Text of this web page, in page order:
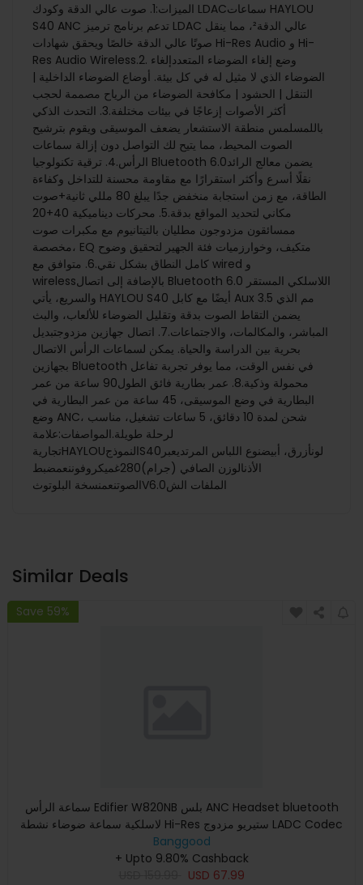
الميزات:1. صوت عالي الدقة وكودك LDACسماعات HAYLOU
S40 ANC تدعم برنامج ترميز LDAC عالي الدقة²، مما ينقل
صوتًا عالي الدقة خالصًا ويحقق شهادات Hi-Res Audio و Hi-
Res Audio Wireless.2. وضع إلغاء الضوضاء المتعددإلغاء
الضوضاء الذي لا مثيل له في كل بيئة. أوضاع الضوضاء الداخلية |
التنقل | الحشود | مكافحة الضوضاء من الرياح مصممة لحجب
أكثر الأصوات إزعاجًا في بيئات مختلفة.3. التحدث الذكي
باللمسلمس منطقة الاستشعار يضعف الموسيقى ويقوم بترشيح
الصوت المحيط، مما يتيح لك التواصل دون إزالة سماعات
الرأس.4. ترقية تكنولوجيا Bluetooth 6.0يضمن معالج الرائد
نقلًا أسرع وأكثر استقرارًا مع مقاومة محسنة للتداخل وكفاءة
الطاقة، مع زمن استجابة منخفض جدًا يبلغ 80 مللي ثانية+صوت
مكاني لتحديد المواقع بدقة.5. محركات ديناميكية 40+20
ممسائقون مزدوجون مطليان بالتيتانيوم مع مكبرات صوت
مخصصة، EQ متكيف، وخوارزميات فئة الجهير لتحقيق وضوح
كامل النطاق بشكل نقي.6. متوافق مع wired و
wirelessبالإضافة إلى اتصال Bluetooth 6.0 اللاسلكي المستقر
والسريع، يأتي HAYLOU S40 أيضًا مع كابل Aux 3.5 مم الذي
يضمن التقاط الصوت بدقة وتقليل الضوضاء للألعاب، والبث
المباشر، والمكالمات، والاجتماعات.7. اتصال جهازين مزدوجتبديل
بحرية بين الدراسة والحياة. يمكن لسماعات الرأس الاتصال
بجهازين Bluetooth في نفس الوقت، مما يوفر تجربة تفاعل
محمولة وذكية.8. عمر بطارية فائق الطول90 ساعة من عمر
البطارية في وضع الموسيقى، 45 ساعة من عمر البطارية في
وضع ANC، شحن لمدة 10 دقائق، 5 ساعات تشغيل، مناسب
لرحلة طويلة.المواصفات:علامة
تجاريةHAYLOUالنموذجS40لونأزرق، أبيضنوع اللباس المرتديعبر
الأذنالوزن الصافي (جرام)280غميكروفوننعمضبط
الصوتنعمنسخة البلوتوثV6.0الملفات الش
Similar Deals
Save 59%
سماعة الرأس Edifier W820NB بلس ANC Headset bluetooth
لاسلكية سماعة ضوضاء نشطة Hi-Res ستيريو مزدوج LADC Codec
سماعات منخف
Banggood
+ Upto 9.80% Cashback
USD 67.99